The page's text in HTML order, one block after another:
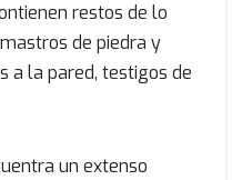
restos de lo
de piedra y
a la pared, testigos de
un extenso